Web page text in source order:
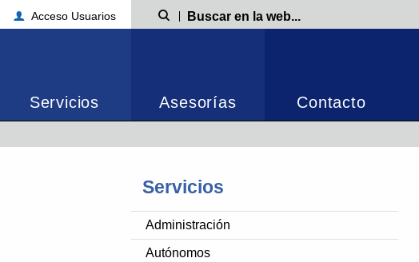
Acceso Usuarios Búsqueda
Servicios Asesorías Contacto
Servicios
Administración
Autónomos